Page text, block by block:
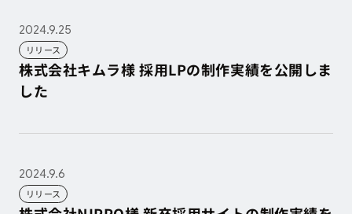
2024.9.25
リリース
株式会社キムラ様 採用LPの制作実績を公開しま
した
した
2024.9.6
リリース